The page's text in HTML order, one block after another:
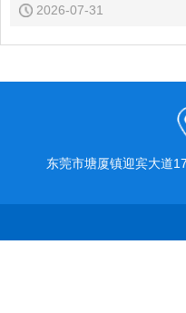
2026-07-31
东莞市塘厦镇迎宾大道